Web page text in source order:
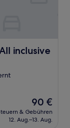
inclusive
Der
Preis
beträgt
90 €
& Gebühren
12. Aug.–13. Aug.